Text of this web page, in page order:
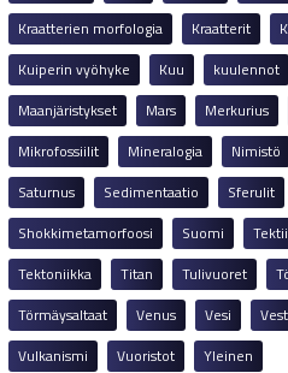
Kraatterien morfologia
Kraatterit
Kuiperin vyöhyke
Kuu kuulennot
Maanjäristykset
Mars Merkurius
Mikrofossiilit
Mineralogia Nimistö
Saturnus
Sedimentaatio
Sferulit
Shokkimetamorfoosi
Suomi
Tektoniikka
Titan Tulivuoret
Törmäysaltaat
Venus Vesi
Vulkanismi
Vuoristot Yleinen